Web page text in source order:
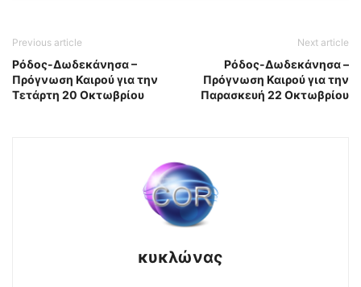
Previous article
Ρόδος-Δωδεκάνησα –
Πρόγνωση Καιρού για την
Τετάρτη 20 Οκτωβρίου
Next article
Ρόδος-Δωδεκάνησα –
Πρόγνωση Καιρού για την
Παρασκευή 22 Οκτωβρίου
κυκλώνας